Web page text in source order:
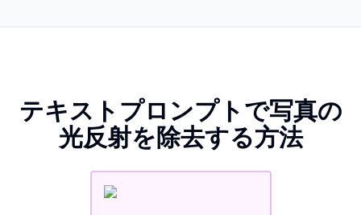
テキストプロンプトで写真の
光反射を除去する方法